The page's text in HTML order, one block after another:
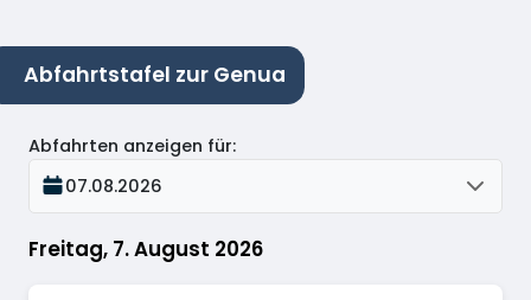
Abfahrtstafel zur Genua
Freitag, 7. August 2026
Abfahrten anzeigen für:
07.08.2026